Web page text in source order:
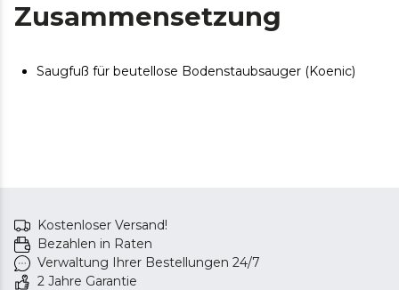
Zusammensetzung
Saugfuß für beutellose Bodenstaubsauger (Koenic)
Kostenloser Versand!
Bezahlen in Raten
Verwaltung Ihrer Bestellungen 24/7
2 Jahre Garantie